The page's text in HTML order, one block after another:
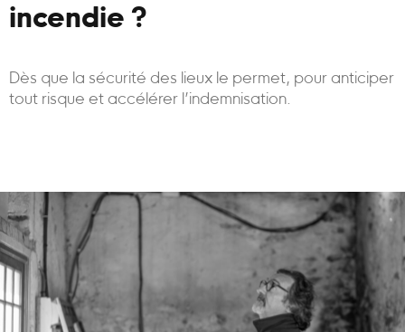
incendie ?
Dès que la sécurité des lieux le permet, pour anticiper
tout risque et accélérer l’indemnisation.